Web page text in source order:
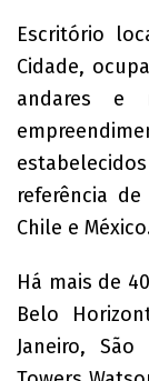
Escritório
Cidade,
andares e
referência
Chile e
Há mais de
Belo
Janeiro,